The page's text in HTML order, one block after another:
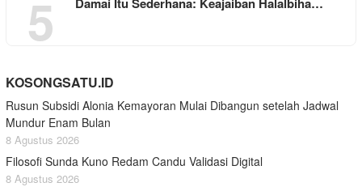
5
KOSONGSATU.ID
Rusun Subsidi Alonia Kemayoran Mulai Dibangun setelah Jadwal
Mundur Enam Bulan
8 Agustus 2026
Filosofi Sunda Kuno Redam Candu Validasi Digital
8 Agustus 2026